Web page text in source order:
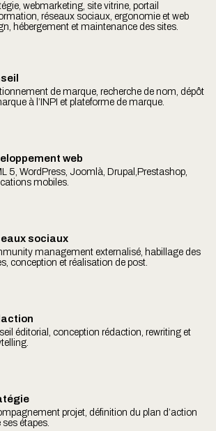
webmarketing, site vitrine, portail
réseaux sociaux, ergonomie et web
hébergement et maintenance des sites.
de marque, recherche de nom, dépôt
à l’INPI et plateforme de marque.
web
5, WordPress, Joomlà, Drupal,Prestashop,
mobiles.
sociaux
management externalisé, habillage des
conception et réalisation de post.
éditorial, conception rédaction, rewriting et
projet, définition du plan d’action
ses étapes.